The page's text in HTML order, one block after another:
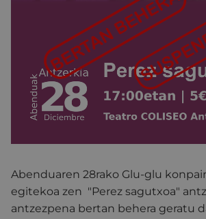
Abenduaren 28rako Glu-glu
egitekoa zen "Perez sagutxoa"
antzezpena bertan behera geratu